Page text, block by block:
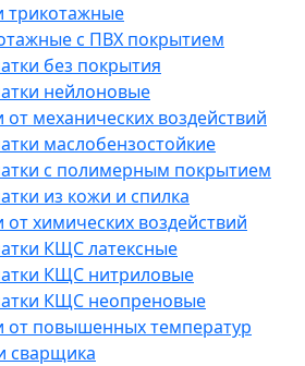
трикотажные
с ПВХ покрытием
без покрытия
нейлоновые
от механических воздействий
маслобензостойкие
с полимерным покрытием
из кожи и спилка
от химических воздействий
КЩС латексные
КЩС нитриловые
КЩС неопреновые
от повышенных температур
сварщика